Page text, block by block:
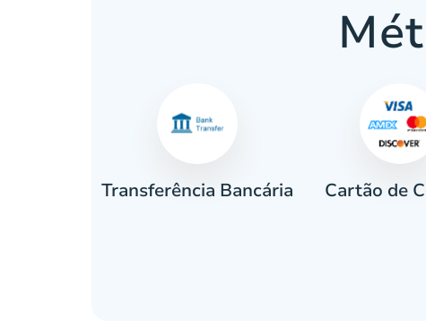
Transferência Bancária Cartão de